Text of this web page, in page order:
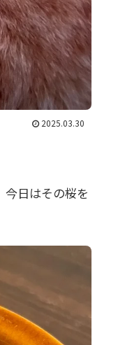
2025.03.30
日はその桜を